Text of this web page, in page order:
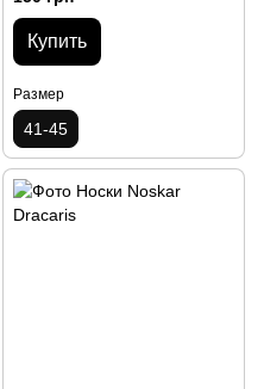
Купить
Размер
41-45